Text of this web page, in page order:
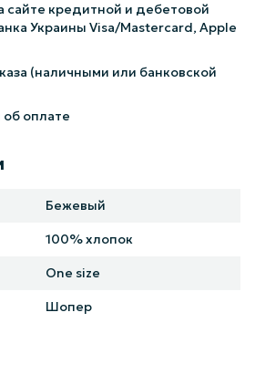
сайте кредитной и дебетовой
Украины Visa/Mastercard, Apple
(наличными или банковской
оплате
Бежевый
100% хлопок
One size
Шопер